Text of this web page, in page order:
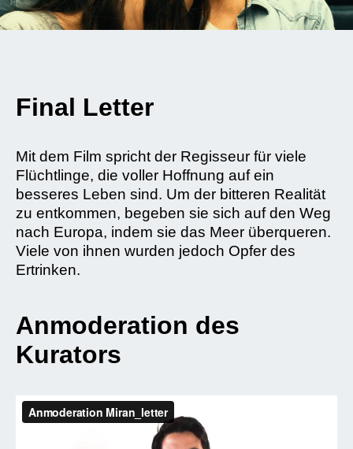
Final Letter
Mit dem Film spricht der Regisseur für viele
Flüchtlinge, die voller Hoffnung auf ein
besseres Leben sind. Um der bitteren Realität
zu entkommen, begeben sie sich auf den Weg
nach Europa, indem sie das Meer überqueren.
Viele von ihnen wurden jedoch Opfer des
Ertrinken.
Anmoderation des
Kurators